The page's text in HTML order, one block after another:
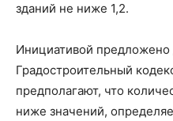
зданий не ниже 1,2.
Инициативой предложено
Градостроительный
предполагают, что
ниже значений,